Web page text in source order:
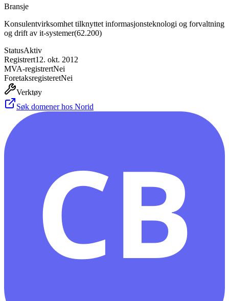
Bransje
Konsulentvirksomhet tilknyttet informasjonsteknologi og forvaltning
og drift av it-systemer(62.200)
StatusAktiv
Registrert12. okt. 2012
MVA-registrertNei
ForetaksregisteretNei
Verktøy
Søk domener hos Norid
CB